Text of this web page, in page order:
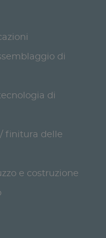
di
di
finitura delle
e costruzione